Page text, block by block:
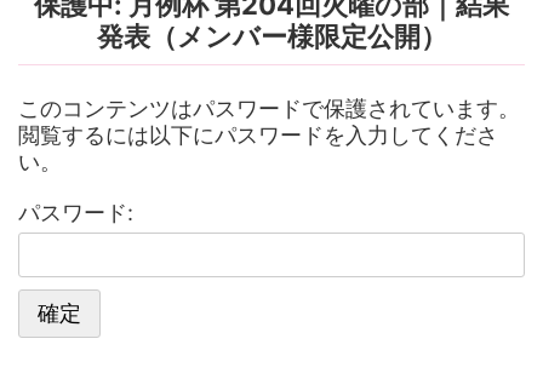
発表（メンバー様限定公開）
このコンテンツはパスワードで保護されています。
閲覧するには以下にパスワードを入力してくださ
い。
パスワード: